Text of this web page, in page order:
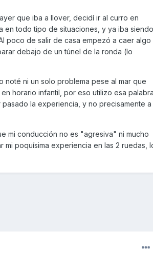
que iba a llover, decidí ir al curro en
en todo tipo de situaciones, y ya iba siendo
poco de salir de casa empezó a caer algo
debajo de un túnel de la ronda (lo
noté ni un solo problema pese al mar que
horario infantil, por eso utilizo esa palabra
la experiencia, y no precisamente a
mi conducción no es "agresiva" ni mucho
poquísima experiencia en las 2 ruedas,